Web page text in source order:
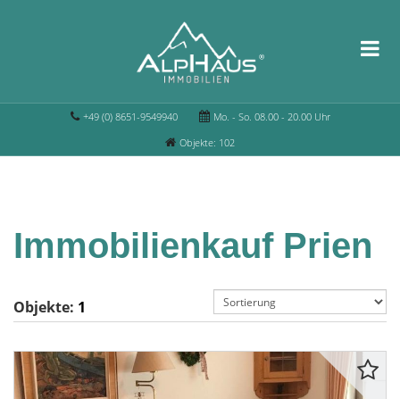
+49 (0) 8651-9549940
Mo. - So. 08.00 - 20.00 Uhr
Objekte: 102
Immobilienkauf Prien
Objekte: 1